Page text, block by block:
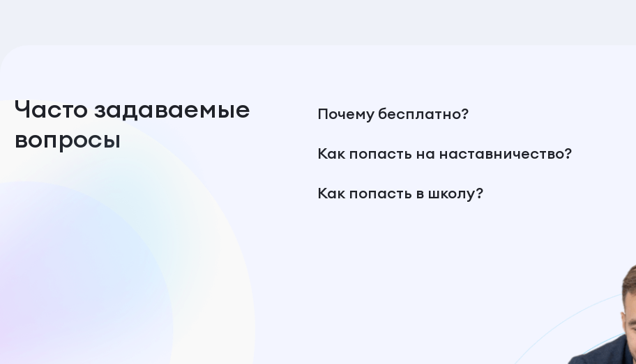
Часто задаваемые
вопросы
Почему бесплатно?
Как попасть на наставничество?
Как попасть в школу?